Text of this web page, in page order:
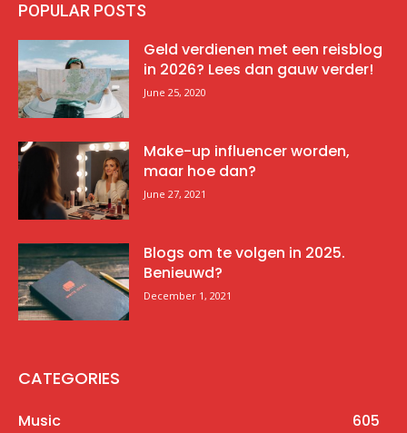
POPULAR POSTS
Geld verdienen met een reisblog
in 2026? Lees dan gauw verder!
June 25, 2020
Make-up influencer worden,
maar hoe dan?
June 27, 2021
Blogs om te volgen in 2025.
Benieuwd?
December 1, 2021
CATEGORIES
Music
605